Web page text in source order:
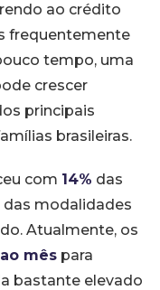
ao crédito
frequentemente
tempo, uma
crescer
principais
brasileiras.
com 14% das
modalidades
Atualmente, os
mês para
bastante elevado